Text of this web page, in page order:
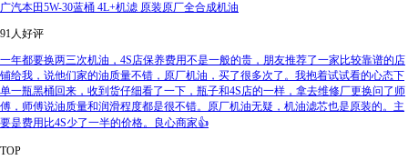
广汽本田5W-30蓝桶 4L+机滤 原装原厂全合成机油
91人好评
一年都要换两三次机油，4S店保养费用不是一般的贵，朋友推荐了一家比较靠谱的店
铺给我，说他们家的油质量不错，原厂机油，买了很多次了。我抱着试试看的心态下
单一瓶黑桶回来，收到货仔细看了一下，瓶子和4S店的一样，拿去维修厂更换问了师
傅，师傅说油质量和润滑程度都是很不错。原厂机油无疑，机油滤芯也是原装的。主
要是费用比4S少了一半的价格。良心商家👍
TOP